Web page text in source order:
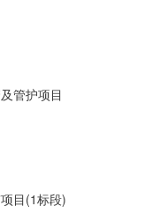
管护项目
目(1标段)